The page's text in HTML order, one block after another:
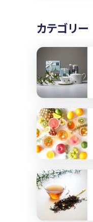
カテゴリー